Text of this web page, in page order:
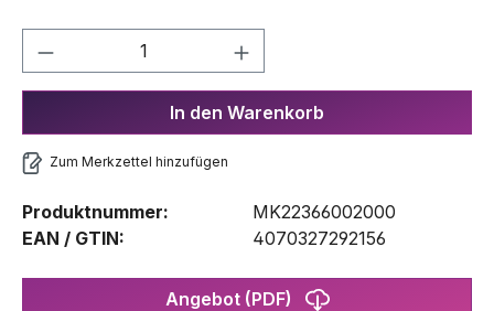
Produkt Anzahl: Gib den
In den Warenkorb
Zum Merkzettel hinzufügen
Produktnummer:
MK22366002000
EAN / GTIN:
4070327292156
Angebot (PDF)